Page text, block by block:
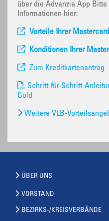
über die Advanzia App
Informationen hier:
Vorteile Ihrer
Konditionen Ihrer
Zum Kreditkartenantrag
Schritt-für-Schritt-
Gold
Weitere VLB-
ÜBER UNS
VORSTAND
BEZIRKS-/KREISVERBÄNDE